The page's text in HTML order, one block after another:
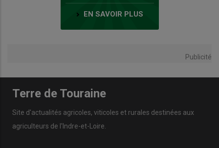
EN SAVOIR PLUS
Publicité
Terre de Touraine
Site d'actualités agricoles, viticoles et rurales destinées aux
agriculteurs de l'Indre-et-Loire.